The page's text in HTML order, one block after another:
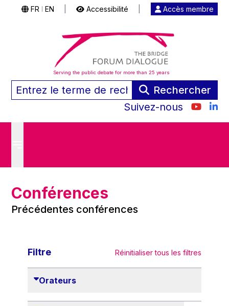
FR EN Accessibilité Accès membre
Serving the public debate for more than 25 years
Rechercher
Suivez-nous
Conférences
Précédentes conférences
Filtre Réinitialiser tous les filtres
Orateurs